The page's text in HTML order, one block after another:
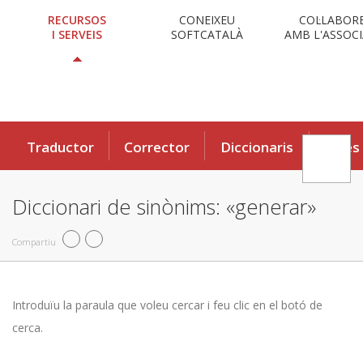
RECURSOS
I SERVEIS
CONEIXEU
SOFTCATALÀ
AMB
Traductor Corrector Diccionaris Eines
Diccionari de sinònims: «generar»
Compartiu
Introduïu la paraula que voleu cercar i feu clic en el botó de
cerca.